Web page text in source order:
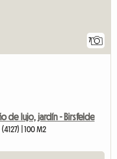
7
de lujo, jardín - Birsfelde
| 100 M2